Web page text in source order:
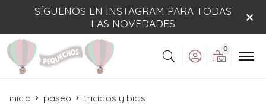
SÍGUENOS EN INSTAGRAM PARA TODAS
LAS NOVEDADES
Buscar
0
inicio paseo
triciclos y bicis